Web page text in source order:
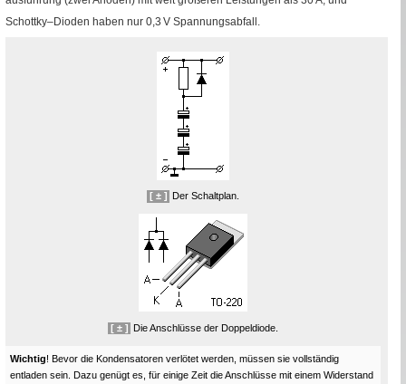
Schottky–Dioden haben nur 0,3 V Spannungsabfall.
[ ± ] Der Schaltplan.
[ ± ] Die Anschlüsse der Doppeldiode.
Wichtig! Bevor die Kondensatoren verlötet werden, müssen sie voll­ständig
entladen sein. Dazu genügt es, für einige Zeit die Anschlüsse mit einem Widerstand